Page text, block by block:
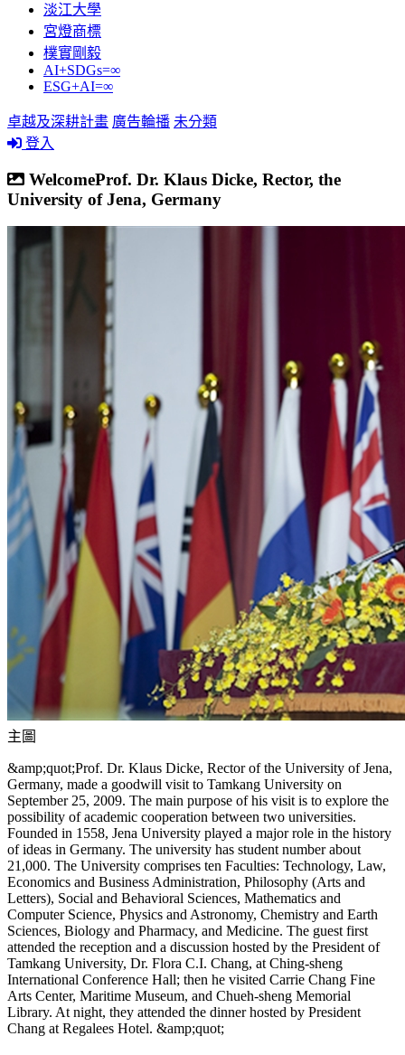
淡江大學
宮燈商標
樸實剛毅
AI+SDGs=∞
ESG+AI=∞
卓越及深耕計畫 廣告輪播 未分類
登入
WelcomeProf. Dr. Klaus Dicke, Rector, the
University of Jena, Germany
主圖
&amp;quot;Prof. Dr. Klaus Dicke, Rector of the University of Jena,
Germany, made a goodwill visit to Tamkang University on
September 25, 2009. The main purpose of his visit is to explore the
possibility of academic cooperation between two universities.
Founded in 1558, Jena University played a major role in the history
of ideas in Germany. The university has student number about
21,000. The University comprises ten Faculties: Technology, Law,
Economics and Business Administration, Philosophy (Arts and
Letters), Social and Behavioral Sciences, Mathematics and
Computer Science, Physics and Astronomy, Chemistry and Earth
Sciences, Biology and Pharmacy, and Medicine. The guest first
attended the reception and a discussion hosted by the President of
Tamkang University, Dr. Flora C.I. Chang, at Ching-sheng
International Conference Hall; then he visited Carrie Chang Fine
Arts Center, Maritime Museum, and Chueh-sheng Memorial
Library. At night, they attended the dinner hosted by President
Chang at Regalees Hotel. &amp;quot;